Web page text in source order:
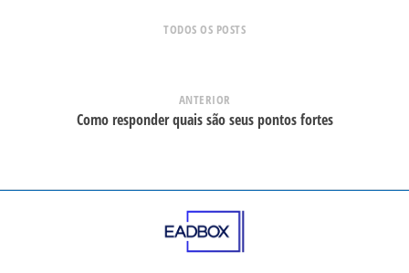
TODOS OS POSTS
ANTERIOR
Como responder quais são seus pontos fortes